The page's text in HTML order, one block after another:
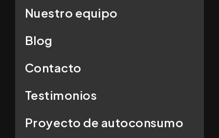
Nuestro equipo
Blog
Contacto
Testimonios
Proyecto de autoconsumo